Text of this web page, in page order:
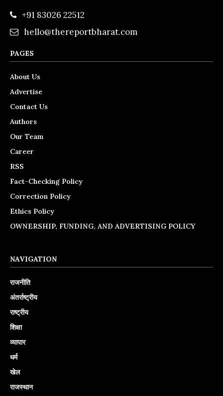
+91 83026 22512
hello@thereportbharat.com
PAGES
About Us
Advertise
Contact Us
Authors
Our Team
Career
RSS
Fact-Checking Policy
Correction Policy
Ethics Policy
OWNERSHIP, FUNDING, AND ADVERTISING POLICY
NAVIGATION
राजनीति
अंतर्राष्ट्रीय
राष्ट्रीय
शिक्षा
व्यापार
धर्म
खेल
राजस्थान